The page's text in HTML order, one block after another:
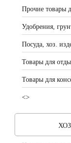
Прочие товары
Удобрения,
Посуда, хоз.
Товары для
Товары для
<>